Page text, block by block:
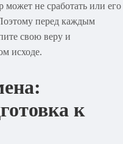
может не сработать или его
перед каждым
свою веру и
исходе.
к